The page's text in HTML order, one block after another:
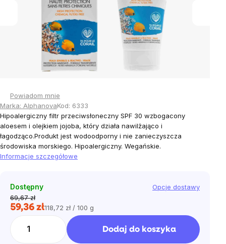
Powiadom mnie
Marka: AlphanovaKod: 6333
Hipoalergiczny filtr przeciwsłoneczny SPF 30 wzbogacony
aloesem i olejkiem jojoba, który działa nawilżająco i
łagodząco.Produkt jest wodoodporny i nie zanieczyszcza
środowiska morskiego. Hipoalergiczny. Wegańskie.
Informacje szczegółowe
Dostępny
Opcje dostawy
69,67 zł
59,36 złCena
jednostkowa:
118,72 zł / 100 g
Dodaj do koszyka